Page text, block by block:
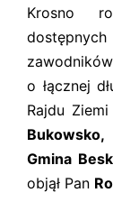
Krosno
o łącznej
Rajdu
Gmina
objął Pan